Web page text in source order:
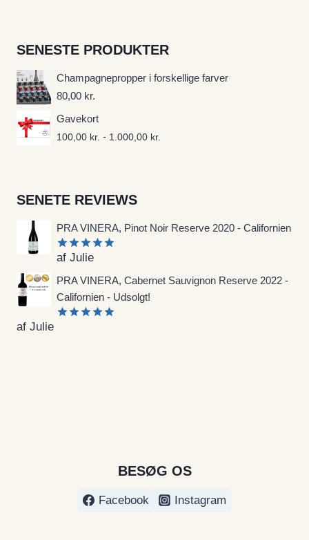
SENESTE PRODUKTER
Champagnepropper i forskellige farver
80,00 kr.
Gavekort
100,00 kr. - 1.000,00 kr.
SENETE REVIEWS
PRA VINERA, Pinot Noir Reserve 2020 - Californien
Vurderet
af Julie
PRA VINERA, Cabernet Sauvignon Reserve 2022 -
Californien - Udsolgt!
af Julie
BESØG OS
Facebook Instagram